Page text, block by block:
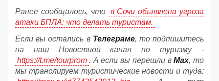
Ранее сообщалось, что в Сочи объявлена угроза
атаки БПЛА: что делать туристам.
Если вы остались в Телеграме, то подпишитесь
на наш Новостной канал по туризму -
https://t.me/tourprom . А если вы перешли вМах, то
мы транслируем туристические новости и туда: